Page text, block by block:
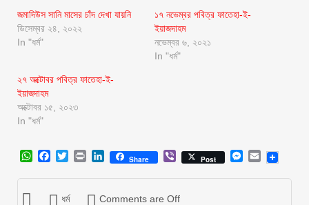
জমাদিউস সানি মাসের চাঁদ দেখা যায়নি
ডিসেম্বর ২৪, ২০২২
In "ধর্ম"
১৭ নভেম্বর পবিত্র ফাতেহা-ই-
ইয়াজদাহম
নভেম্বর ৬, ২০২১
In "ধর্ম"
২৭ অক্টোবর পবিত্র ফাতেহা-ই-
ইয়াজদাহম
অক্টোবর ১৫, ২০২৩
In "ধর্ম"
WhatsApp
Facebook
Twitter
Print LinkedIn
Share ViberPost Messenger
Email
ধর্ম Comments are Off